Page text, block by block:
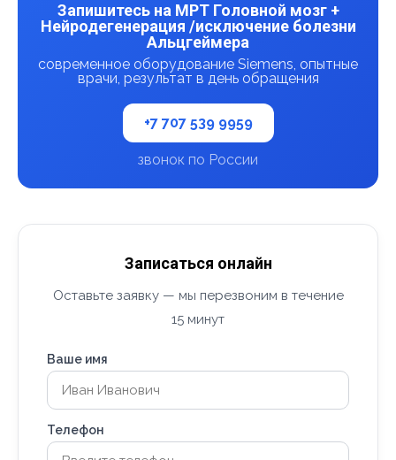
Запишитесь на МРТ Головной мозг +
Нейродегенерация /исключение болезни
Альцгеймера
современное оборудование Siemens, опытные
врачи, результат в день обращения
+7 707 539 9959
звонок по России
Записаться онлайн
Оставьте заявку — мы перезвоним в течение
15 минут
Ваше имя
Телефон